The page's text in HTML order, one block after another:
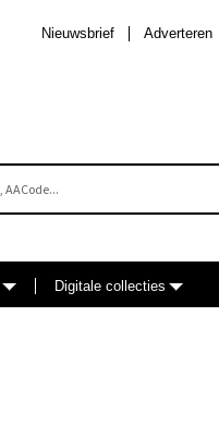
Adverteren
Nieuwsbrief
Digitale collecties